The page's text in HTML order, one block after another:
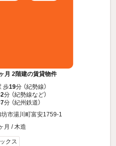
月 2階建の賃貸物件
歩19分 （紀勢線）
分 （紀勢線など）
分 （紀州鉄道）
市湯川町富安1759-1
月 / 木造
クス